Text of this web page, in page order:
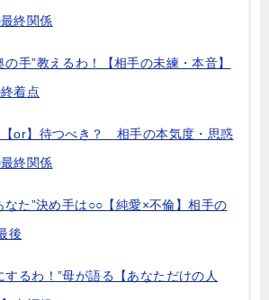
終関係
の手”教えるわ！【相手の未練・本音】
着点
【or】待つべき？ 相手の本気度・思惑
終関係
なた”決め手は○○【純愛×不倫】相手の
後
するわ！”母が語る【あなただけの人